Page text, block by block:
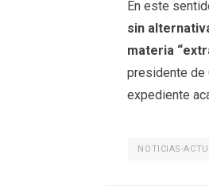
En este
sin
materia
presidente de
expediente
NOTICIAS-